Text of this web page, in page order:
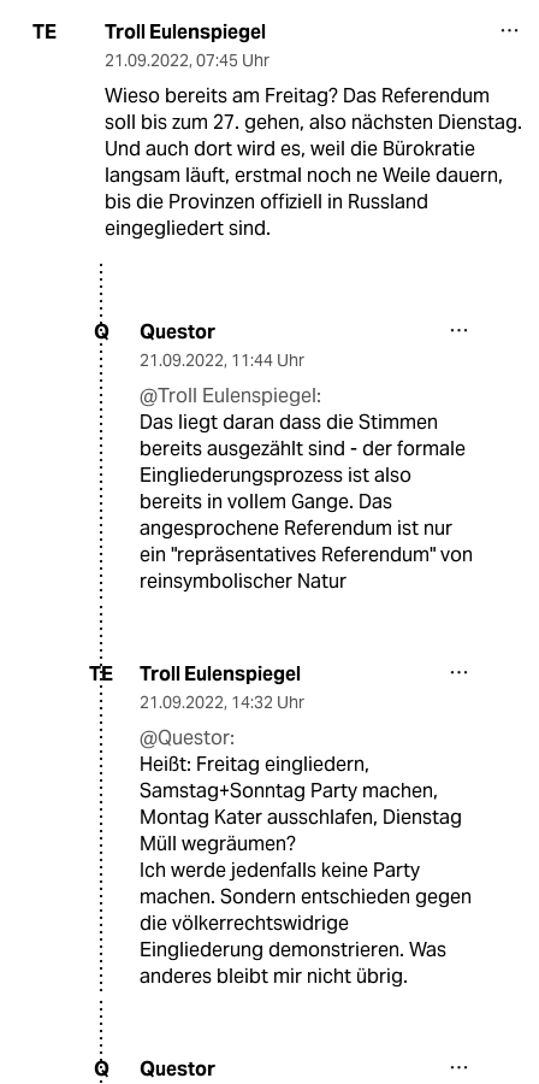
TE Troll Eulenspiegel
21.09.2022, 07:45 Uhr
Wieso bereits am Freitag? Das Referendum
soll bis zum 27. gehen, also nächsten Dienstag.
Und auch dort wird es, weil die Bürokratie
langsam läuft, erstmal noch ne Weile dauern,
bis die Provinzen offiziell in Russland
eingegliedert sind.
Q Questor
21.09.2022, 11:44 Uhr
@Troll Eulenspiegel:
Das liegt daran dass die Stimmen
bereits ausgezählt sind - der formale
Eingliederungsprozess ist also
bereits in vollem Gange. Das
angesprochene Referendum ist nur
ein "repräsentatives Referendum" von
reinsymbolischer Natur
TE Troll Eulenspiegel
21.09.2022, 14:32 Uhr
@Questor:
Heißt: Freitag eingliedern,
Samstag+Sonntag Party machen,
Montag Kater ausschlafen, Dienstag
Müll wegräumen?
Ich werde jedenfalls keine Party
machen. Sondern entschieden gegen
die völkerrechtswidrige
Eingliederung demonstrieren. Was
anderes bleibt mir nicht übrig.
Q Questor